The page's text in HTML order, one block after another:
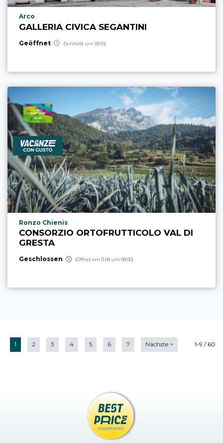
aria.poi_location_prefix
Arco
GALLERIA CIVICA SEGANTINI
Geöffnet (Schließt um 18:00)
aria.poi_location_prefix
Ronzo Chienis
CONSORZIO ORTOFRUTTICOLO VAL DI
GRESTA
Geschlossen (Öffnet am 11.08 um 08:00)
1-9 / 60
1 2 3 4 5 6 7 Nächste >